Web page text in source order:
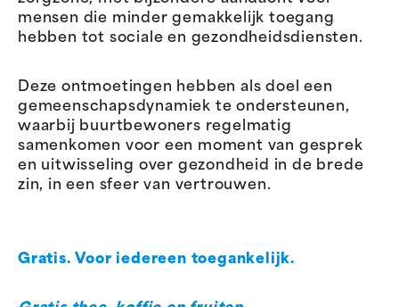
mensen die minder gemakkelijk toegang
hebben tot sociale en gezondheidsdiensten.
Deze ontmoetingen hebben als doel een
gemeenschapsdynamiek te ondersteunen,
waarbij buurtbewoners regelmatig
samenkomen voor een moment van gesprek
en uitwisseling over gezondheid in de brede
zin, in een sfeer van vertrouwen.
Gratis. Voor iedereen toegankelijk.